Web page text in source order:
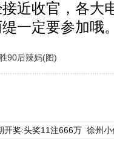
近收官，各大
缇一定要参加哦
90后辣妈(图)
开奖:头奖11注666万 徐州